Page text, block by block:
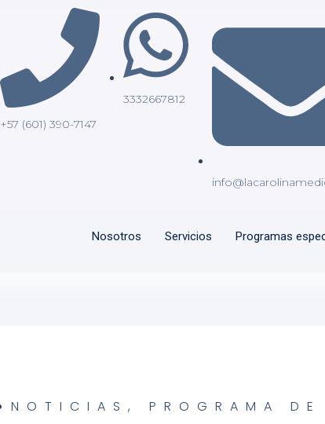
+57 (601) 390-7147
3332667812
Nosotros Servicios Programas
NOTICIAS , PROGRAMA